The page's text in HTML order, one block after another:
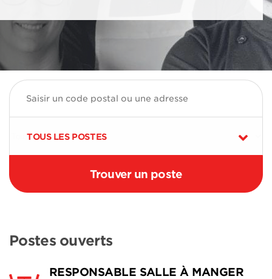
TOUS LES POSTES
Postes ouverts
RESPONSABLE SALLE À MANGER